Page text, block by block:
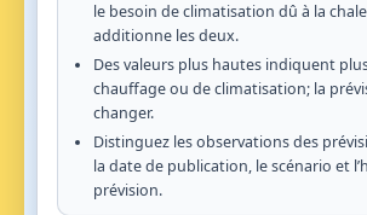
le besoin de climatisation dû à la
additionne les deux.
Des valeurs plus hautes indiquent
chauffage ou de climatisation; la
changer.
Distinguez les observations des
la date de publication, le scénario et
prévision.